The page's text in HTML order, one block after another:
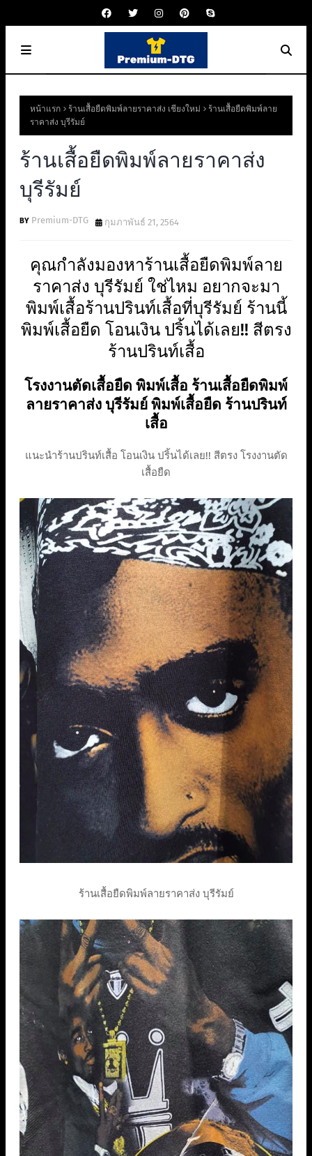
หน้าแรก ร้านเสื้อยืดพิมพ์ลายราคาส่ง เชียงใหม่
ร้านเสื้อยืดพิมพ์ลาย
ราคาส่ง บุรีรัมย์
ร้านเสื้อยืดพิมพ์ลายราคาส่ง
บุรีรัมย์
Premium-DTG กุมภาพันธ์ 21, 2564
คุณกำลังมองหาร้านเสื้อยืดพิมพ์ลาย
ราคาส่ง บุรีรัมย์ ใช่ไหม อยากจะมา
พิมพ์เสื้อร้านปรินท์เสื้อที่บุรีรัมย์ ร้านนี้
พิมพ์เสื้อยืด โอนเงิน ปริ้นได้เลย!! สีตรง
ร้านปรินท์เสื้อ
โรงงานตัดเสื้อยืด พิมพ์เสื้อ ร้านเสื้อยืดพิมพ์
ลายราคาส่ง บุรีรัมย์ พิมพ์เสื้อยืด ร้านปรินท์
เสื้อ
แนะนำร้านปรินท์เสื้อ โอนเงิน ปริ้นได้เลย!! สีตรง โรงงานตัด
เสื้อยืด
ร้านเสื้อยืดพิมพ์ลายราคาส่ง บุรีรัมย์